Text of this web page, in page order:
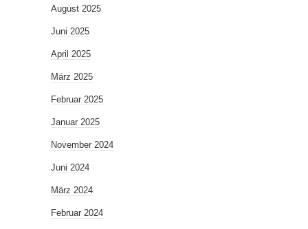
August 2025
Juni 2025
April 2025
März 2025
Februar 2025
Januar 2025
November 2024
Juni 2024
März 2024
Februar 2024